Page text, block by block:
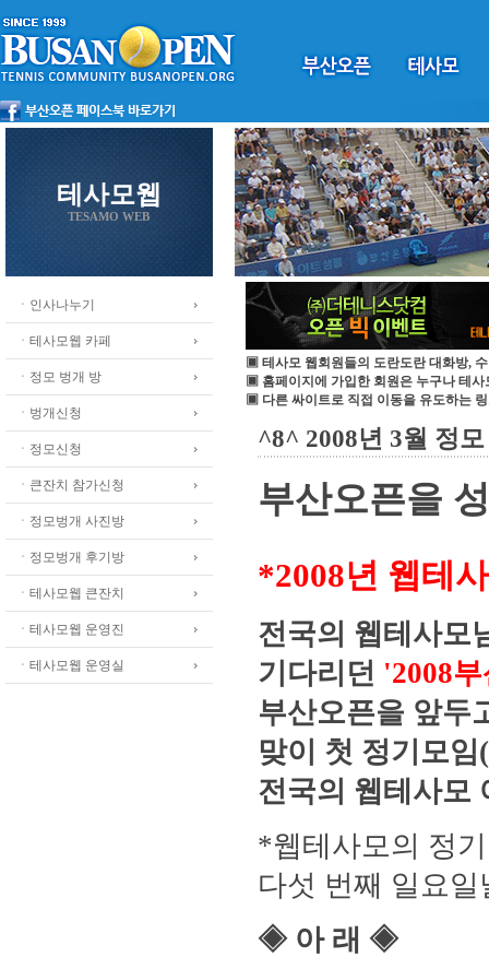
테사모웹
TESAMO WEB
ㆍ인사나누기
ㆍ테사모웹 카페
ㆍ정모 벙개 방
ㆍ벙개신청
ㆍ정모신청
ㆍ큰잔치 참가신청
ㆍ정모벙개 사진방
ㆍ정모벙개 후기방
ㆍ테사모웹 큰잔치
ㆍ테사모웹 운영진
ㆍ테사모웹 운영실
▣ 테사모 웹회원들의 도란도란 대화방,
▣ 홈페이지에 가입한 회원은 누구나 테사
▣ 다른 싸이트로 직접 이동을 유도하는
^8^ 2008년 3월 정
부산오픈을
*2008년 웹테
전국의 웹테사모
기다리던 '2008
부산오픈을 앞두
맞이 첫 정기모
전국의 웹테사모
*웹테사모의 정
다섯 번째 일요
◈ 아 래 ◈